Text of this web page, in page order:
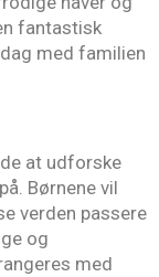
fantastisk
med familien
at udforske
Børnene vil
verden passere
og
med